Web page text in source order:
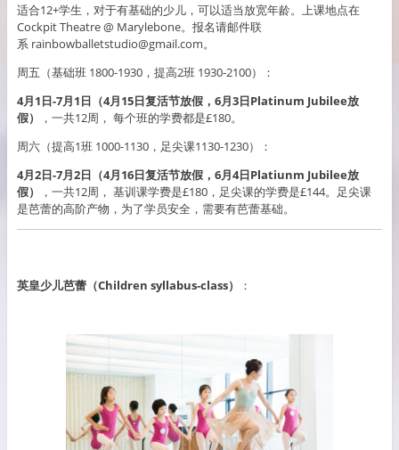
适合12+学生，对于有基础的少儿，可以适当放宽年龄。上课地点在
Cockpit Theatre @ Marylebone。报名请邮件联
系 rainbowballetstudio@gmail.com。
周五（基础班 1800-1930，提高2班 1930-2100）：
4月1日-7月1日（4月15日复活节放假，6月3日Platinum Jubilee放
假）
，一共12周， 每个班的学费都是£180。
周六（提高1班 1000-1130，足尖课1130-1230）：
4月2日-7月2日（4月16日复活节放假，6月4日Platiunm Jubilee放
假）
，一共12周， 基训课学费是£180，足尖课的学费是£144。足尖课
是芭蕾的高阶产物，为了学员安全，需要有芭蕾基础。
英皇少儿芭蕾（Children syllabus-class） ：